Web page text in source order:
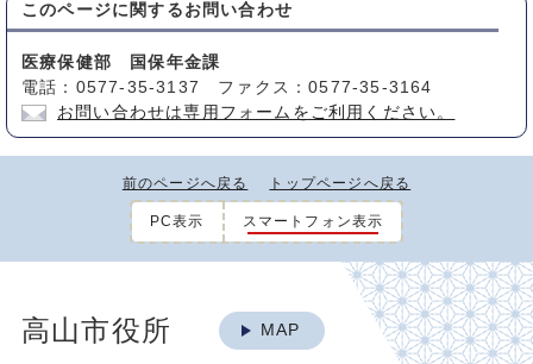
このページに関する お問い合わせ
医療保健部 国保年金課
電話：0577-35-3137 ファクス：0577-35-3164
お問い合わせは専用フォームをご利用ください。
前のページへ戻る トップページへ戻る
PC表示 スマートフォン表示
高山市役所 MAP